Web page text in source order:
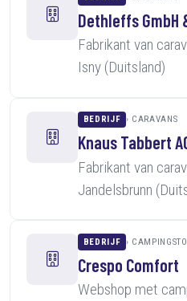
Dethleffs GmbH
Fabrikant van
Isny (Duitsland)
BEDRIJF CARAVANS
Knaus Tabbert
Fabrikant van
Jandelsbrunn
BEDRIJF
Crespo Comfort
Webshop met